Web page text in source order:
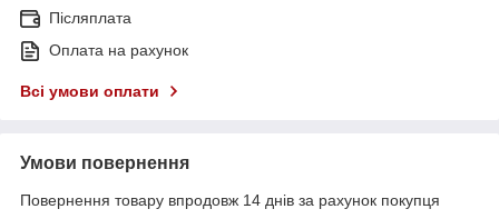
Післяплата
Оплата на рахунок
Всі умови оплати
Умови повернення
Повернення товару впродовж 14 днів за рахунок покупця